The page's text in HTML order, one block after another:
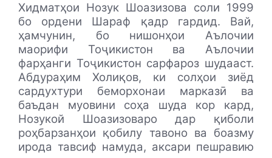
Хидматҳои Нозук Шоазизова соли 1999
бо ордени Шараф қадр гардид. Вай,
ҳамчунин, бо нишонҳои Аълочии
маорифи Тоҷикистон ва Аълочии
фарҳанги Тоҷикистон сарфароз шудааст.
Абдураҳим Холиқов, ки солҳои зиёд
сардухтури беморхонаи марказӣ ва
баъдан муовини соҳа шуда кор кард,
Нозукой Шоазизоваро дар қиболи
роҳбарзанҳои қобилу тавоно ва боазму
ирода тавсиф намуда, аксари пешравию